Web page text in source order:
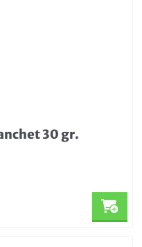
30 gr.